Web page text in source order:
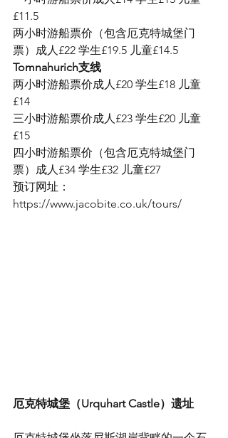
£11.5
两小时游船票价（包含厄克特城堡门
票）成人£22 学生£19.5 儿童£14.5
Tomnahurich支线
两小时游船票价成人£20 学生£18 儿童
£14
三小时游船票价成人£23 学生£20 儿童
£15
四小时游船票价（包含厄克特城堡门
票）成人£34 学生£32 儿童£27
预订网址：
https://www.jacobite.co.uk/tours/
厄克特城堡（Urquhart Castle）遗址